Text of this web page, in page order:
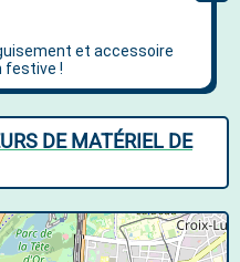
DE MATÉRIEL DE